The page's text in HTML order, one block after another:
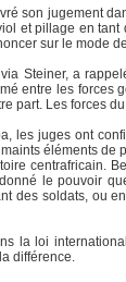
son jugement
et pillage en
sur le mode
Steiner, a
entre les
part. Les forces
les juges ont
éléments
centrafricain.
le pouvoir
des soldats, ou
la loi
différence.